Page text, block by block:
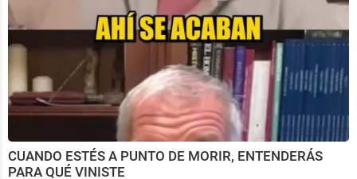
CUANDO ESTÉS A PUNTO DE MORIR, ENTENDERÁS
PARA QUÉ VINISTE